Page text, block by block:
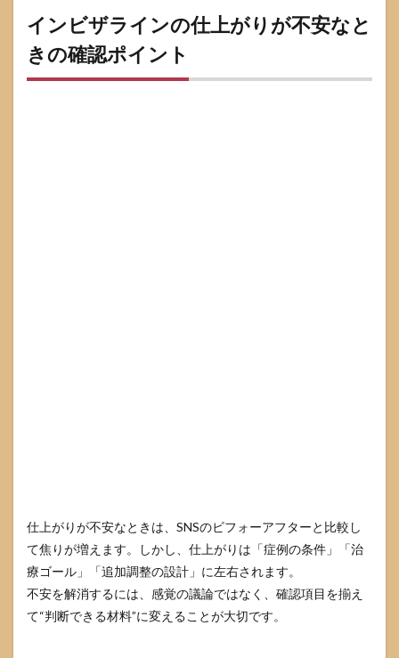
インビザラインの仕上がりが不安なと
きの確認ポイント
仕上がりが不安なときは、SNSのビフォーアフターと比較し
て焦りが増えます。しかし、仕上がりは「症例の条件」「治
療ゴール」「追加調整の設計」に左右されます。
不安を解消するには、感覚の議論ではなく、確認項目を揃え
て“判断できる材料”に変えることが大切です。